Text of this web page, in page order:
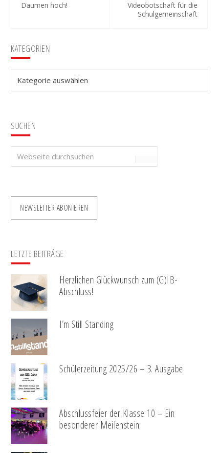
Daumen hoch!
Videobotschaft für die
Schulgemeinschaft
Seitenspalte
KATEGORIEN
SUCHEN
Webseite
durchsuchen
NEWSLETTER ABONIEREN
LETZTE BEITRÄGE
Herzlichen Glückwunsch zum (G)IB-
Abschluss!
I’m Still Standing
Schülerzeitung 2025/26 – 3. Ausgabe
Abschlussfeier der Klasse 10 – Ein
besonderer Meilenstein